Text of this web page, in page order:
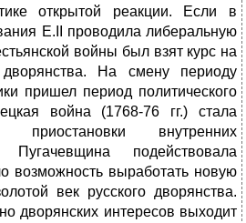
открытой реакции. Если в
Е.II проводила либеральную
войны был взят курс на
дворянства. На смену периоду
пришел период политического
война (1768-76 гг.) стала
внутренних
подействовала
возможность выработать новую
век русского дворянства.
дворянских интересов выходит